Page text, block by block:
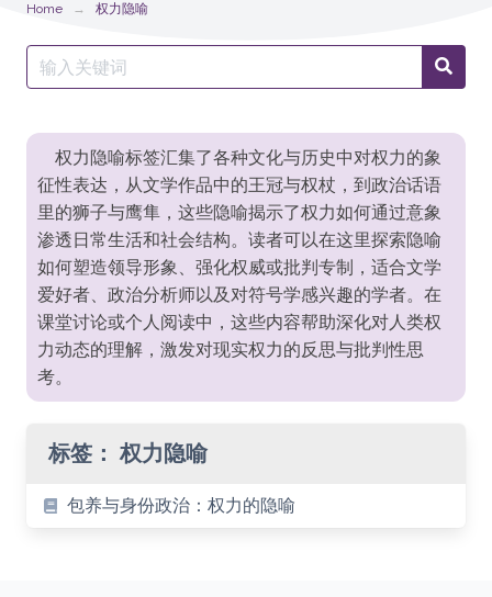
Home 权力隐喻
Search
for:
权力隐喻标签汇集了各种文化与历史中对权力的象
征性表达，从文学作品中的王冠与权杖，到政治话语
里的狮子与鹰隼，这些隐喻揭示了权力如何通过意象
渗透日常生活和社会结构。读者可以在这里探索隐喻
如何塑造领导形象、强化权威或批判专制，适合文学
爱好者、政治分析师以及对符号学感兴趣的学者。在
课堂讨论或个人阅读中，这些内容帮助深化对人类权
力动态的理解，激发对现实权力的反思与批判性思
考。
标签：权力隐喻
包养与身份政治：权力的隐喻